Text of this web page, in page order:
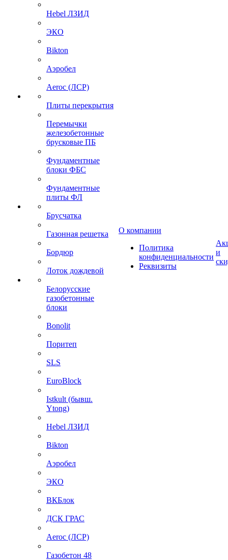
Hebel ЛЗИД
ЭКО
Bikton
Аэробел
Aeroc (ЛСР)
Плиты перекрытия
Перемычки
железобетонные
брусковые ПБ
Фундаментные
блоки ФБС
Фундаментные
плиты ФЛ
Брусчатка
Газонная решетка
Бордюр
Лоток дождевой
Белорусские
газобетонные
блоки
Bonolit
Поритеп
SLS
EuroBlock
Istkult (бывш.
Ytong)
Hebel ЛЗИД
Bikton
Аэробел
ЭКО
ВКБлок
ДСК ГРАС
Aeroc (ЛСР)
Газобетон 48
О компании
Политика
конфиденциальности
Реквизиты
и